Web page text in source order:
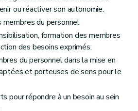
ou réactiver son autonomie.
membres du personnel
formation des membres
des besoins exprimés;
du personnel dans la mise en
et porteuses de sens pour le
pour répondre à un besoin au sein